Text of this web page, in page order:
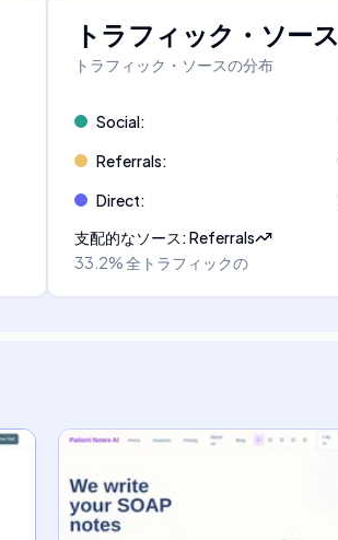
トラフィック・ソース
トラフィック・ソースの分布
Social:
Referrals:
Direct:
支配的なソース:Referrals
33.2%全トラフィックの